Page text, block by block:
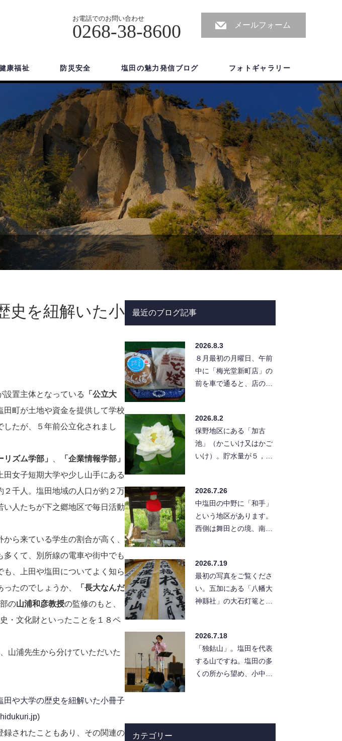
お電話でのお問い合わせ
0268-38-8600 メールフォーム
康福祉 防災安全 塩田の魅力発信ブログ フォトギャラリー
史を紐解いた小
設置主体となっている
「公立大
町が土地や資金を提供して学校
たが、５年前公立化されまし
リズム学部」
「企業情報学部」
女子短期大学や少し山手にある
千人。塩田地域の人口が約２万
い人たちが下之郷地区で毎日活動
ら来ている学生の割合が高く、
くて、別所線の電車や街中でも
、上田や塩田についてよく知ら
たのでしょうか、
「長大なんだ
の山浦和彦教授の監修のもと、
・文化財といったことを１８ペ
山浦先生から分けていただいた
田や大学の歴史を紐解いた小冊子
されたこともあり、その関連の
最近のブログ記事
2026.8.3
８月最初の月曜日、午前
中に「梅光堂新町店」の
前を車で通ると、店の前
へ。 店…
2026.8.2
保野地区にある「加古
池」（かこいけ又はかご
いけ）。貯水量が５，８
類に入ります…
2026.7.26
中塩田の中野に「和手」
という地区があります。
西側は舞田との境、南に
線の北…
2026.7.19
最初の写真をご覧くださ
い。五加にある「八幡大
神縣社」の大石灯篭と幟
もあって「…
2026.7.18
「独鈷山」。塩田を代表
する山ですね。塩田の多
くの所から望め、小中学
カテゴリー